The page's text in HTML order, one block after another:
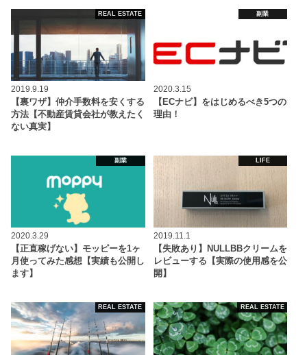
REAL ESTATE
2019.9.19
【裏ワザ】仲介手数料を安くする
方法【不動産賃貸会社が教えたく
ない真実】
副業
2020.3.15
【ECナビ】をはじめるべき5つの
理由！
副業
2020.3.29
【正直稼げない】モッピーを1ヶ
月使ってみた感想【実績も公開し
ます】
LIFE
2019.11.1
【失敗あり】NULLBBクリームを
レビューする【実際の使用感を公
開】
REAL ESTATE REAL ESTATE